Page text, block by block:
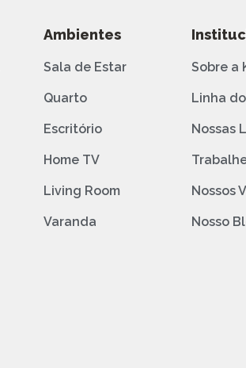
Ambientes
Sala de Estar
Quarto
Escritório
Home TV
Living Room
Varanda
Sobre a
Linha
Nossas
Nossos
Nosso